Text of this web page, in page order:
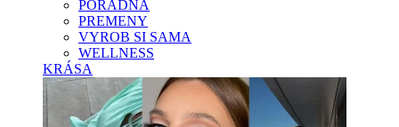
PORADŇA
PREMENY
VYROB SI SAMA
WELLNESS
KRÁSA